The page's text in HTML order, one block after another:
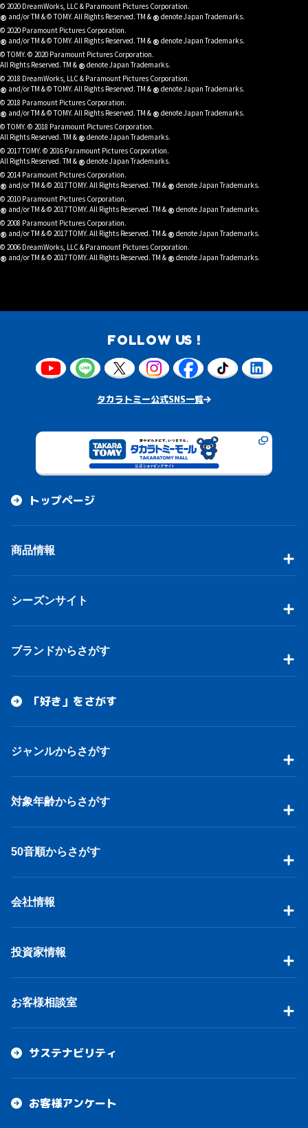
© 2020 DreamWorks, LLC & Paramount Pictures Corporation.
® and/or TM & © TOMY. All Rights Reserved. TM & ® denote Japan Trademarks.
© 2020 Paramount Pictures Corporation.
® and/or TM & © TOMY. All Rights Reserved. TM & ® denote Japan Trademarks.
© TOMY. © 2020 Paramount Pictures Corporation.
All Rights Reserved. TM & ® denote Japan Trademarks.
© 2018 DreamWorks, LLC & Paramount Pictures Corporation.
® and/or TM & © TOMY. All Rights Reserved. TM & ® denote Japan Trademarks.
© 2018 Paramount Pictures Corporation.
® and/or TM & © TOMY. All Rights Reserved. TM & ® denote Japan Trademarks.
© TOMY. © 2018 Paramount Pictures Corporation.
All Rights Reserved. TM & ® denote Japan Trademarks.
© 2017 TOMY. © 2016 Paramount Pictures Corporation.
All Rights Reserved. TM & ® denote Japan Trademarks.
© 2014 Paramount Pictures Corporation.
® and/or TM & © 2017 TOMY. All Rights Reserved. TM & ® denote Japan Trademarks.
© 2010 Paramount Pictures Corporation.
® and/or TM & © 2017 TOMY. All Rights Reserved. TM & ® denote Japan Trademarks.
© 2008 Paramount Pictures Corporation.
® and/or TM & © 2017 TOMY. All Rights Reserved. TM & ® denote Japan Trademarks.
© 2006 DreamWorks, LLC & Paramount Pictures Corporation.
® and/or TM & © 2017 TOMY. All Rights Reserved. TM & ® denote Japan Trademarks.
FOLLOW US !
タカラトミー公式SNS一覧
トップページ
商品情報
シーズンサイト
ブランドからさがす
「好き」をさがす
ジャンルからさがす
対象年齢からさがす
50音順からさがす
会社情報
投資家情報
お客様相談室
サステナビリティ
お客様アンケート